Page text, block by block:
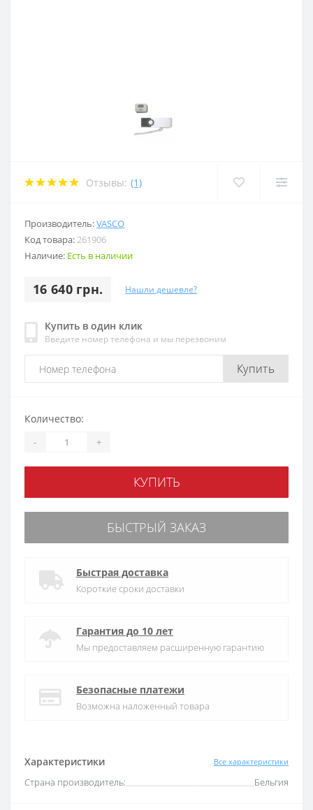
Отзывы: (1)
Производитель:VASCO
Код товара:261906
Наличие: Есть в наличии
16 640 грн. Нашли дешевле?
Купить в один клик
Введите номер телефона и мы перезвоним
Купить
Характеристики Все характеристики
Страна производитель: Бельгия
Количество:
- +
КУПИТЬ
БЫСТРЫЙ ЗАКАЗ
Быстрая доставка
Короткие сроки доставки
Гарантия до 10 лет
Мы предоставляем расширенную гарантию
Безопасные платежи
Возможна наложенный товара